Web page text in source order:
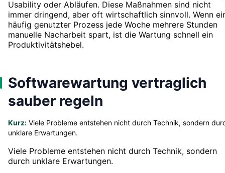
Usability oder Abläufen. Diese Maßnahmen sind nicht
immer dringend, aber oft wirtschaftlich sinnvoll. Wenn
häufig genutzter Prozess jede Woche mehrere Stunden
manuelle Nacharbeit spart, ist die Wartung schnell ein
Produktivitätshebel.
Softwarewartung vertraglich
sauber regeln
Kurz: Viele Probleme entstehen nicht durch Technik, sondern
unklare Erwartungen.
Viele Probleme entstehen nicht durch Technik, sondern
durch unklare Erwartungen.